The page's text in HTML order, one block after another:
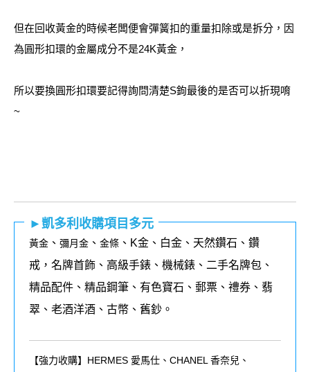
但在回收黃金的時候老闆便會彈簧扣的重量扣除或是拆分，因
為圓形扣環的金屬成分不是24K黃金，
所以要換圓形扣環要記得詢問清楚S鉤最後的是否可以折現唷
~
►凱多利收購項目多元
黃金 、 彌月金 、 金條 、K金、白金、天然鑽石、鑽
戒，名牌首飾、高級手錶、機械錶、二手名牌包、
精品配件、精品鋼筆、有色寶石、郵票、禮券、翡
翠、老酒洋酒、古幣、舊鈔。
【強力收購】HERMES 愛馬仕、CHANEL 香奈兒、